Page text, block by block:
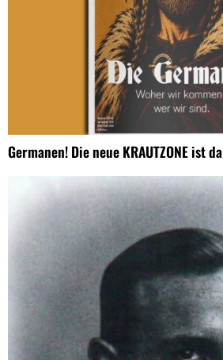
Germanen! Die neue KRAUTZONE ist da